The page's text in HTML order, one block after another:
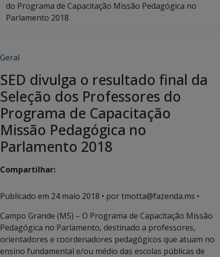
do Programa de Capacitação Missão Pedagógica no
Parlamento 2018
Geral
SED divulga o resultado final da
Seleção dos Professores do
Programa de Capacitação
Missão Pedagógica no
Parlamento 2018
Compartilhar:
Publicado em 24 maio 2018 • por tmotta@fazenda.ms •
Campo Grande (MS) – O Programa de Capacitação Missão
Pedagógica no Parlamento, destinado a professores,
orientadores e coordenadores pedagógicos que atuam no
ensino fundamental e/ou médio das escolas públicas de